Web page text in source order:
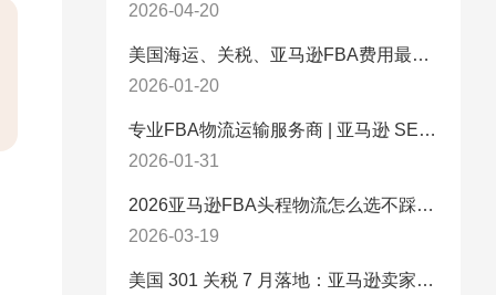
2026-04-20
美国海运、关税、亚马逊FBA费用最新政策解读与应对策略（2026版）
2026-01-20
专业FBA物流运输服务商 | 亚马逊 SEND 官方合作伙伴纽酷国际物流
2026-01-31
2026亚马逊FBA头程物流怎么选不踩坑？SEND/FIST/SPN官方认证物流商，只有这家敢承诺“准达率第一”
2026-03-19
美国 301 关税 7 月落地：亚马逊卖家必看的 5 项合规标准与稳交付方案